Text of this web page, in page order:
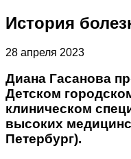
История
28 апреля 2023
Диана Гасанова
Детском
клиническом
высоких
Петербург).